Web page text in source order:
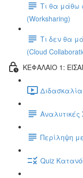
Τι θα μάθω
(Worksharing)
Τι δεν θα
(Cloud
ΚΕΦΑΛΑΙΟ 1:
Αναλυτικές
Περίληψη
Quiz